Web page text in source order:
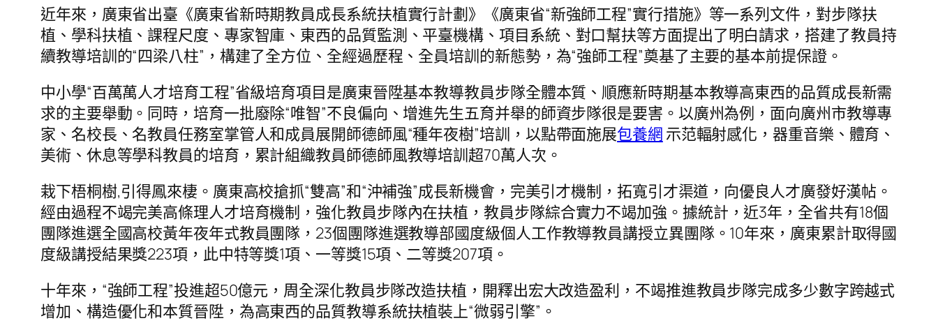
近年來，廣東省出臺《廣東省新時期教員成長系統扶植實行計劃》《廣東省“新強師工程”實行措施》等一系列文件，對步隊扶
植、學科扶植、課程尺度、專家智庫、東西的品質監測、平臺機構、項目系統、對口幫扶等方面提出了明白請求，搭建了教員持
續教導培訓的“四梁八柱”，構建了全方位、全經過歷程、全員培訓的新態勢，為“強師工程”奠基了主要的基本前提保證。
中小學“百萬萬人才培育工程”省級培育項目是廣東晉陞基本教導教員步隊全體本質、順應新時期基本教導高東西的品質成長新需
求的主要舉動。同時，培育一批廢除“唯智”不良偏向、增進先生五育并舉的師資步隊很是要害。以廣州為例，面向廣州市教導專
家、名校長、名教員任務室掌管人和成員展開師德師風“種年夜樹”培訓，以點帶面施展包養網 示范輻射感化，器重音樂、體育、
美術、休息等學科教員的培育，累計組織教員師德師風教導培訓超70萬人次。
栽下梧桐樹,引得鳳來棲。廣東高校搶抓“雙高”和“沖補強”成長新機會，完美引才機制，拓寬引才渠道，向優良人才廣發好漢帖。
經由過程不竭完美高條理人才培育機制，強化教員步隊內在扶植，教員步隊綜合實力不竭加強。據統計，近3年，全省共有18個
團隊進選全國高校黃年夜年式教員團隊，23個團隊進選教導部國度級個人工作教導教員講授立異團隊。10年來，廣東累計取得國
度級講授結果獎223項，此中特等獎1項、一等獎15項、二等獎207項。
十年來，“強師工程”投進超50億元，周全深化教員步隊改造扶植，開釋出宏大改造盈利，不竭推進教員步隊完成多少數字跨越式
增加、構造優化和本質晉陞，為高東西的品質教導系統扶植裝上“微弱引擎”。